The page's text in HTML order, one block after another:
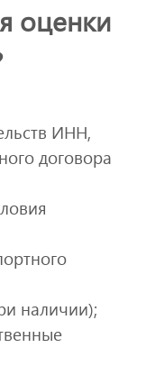
оценки
ИНН,
договора
наличии);